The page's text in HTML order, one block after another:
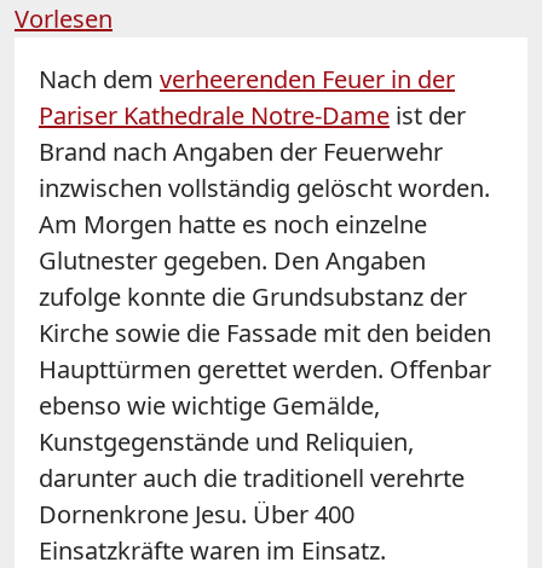
Vorlesen
Nach dem verheerenden Feuer in der
Pariser Kathedrale Notre-Dame ist der
Brand nach Angaben der Feuerwehr
inzwischen vollständig gelöscht worden.
Am Morgen hatte es noch einzelne
Glutnester gegeben. Den Angaben
zufolge konnte die Grundsubstanz der
Kirche sowie die Fassade mit den beiden
Haupttürmen gerettet werden. Offenbar
ebenso wie wichtige Gemälde,
Kunstgegenstände und Reliquien,
darunter auch die traditionell verehrte
Dornenkrone Jesu. Über 400
Einsatzkräfte waren im Einsatz.